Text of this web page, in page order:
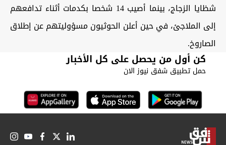
شظايا الزجاج، بينما أصيب 14 شخصا بكدمات أثناء تدافعهم
إلى الملاجئ، في حين أعلن الحوثيون مسؤوليتهم عن إطلاق
الصاروخ.
كن أول من يحصل على كل الأخبار
حمل تطبيق شفق نيوز الان